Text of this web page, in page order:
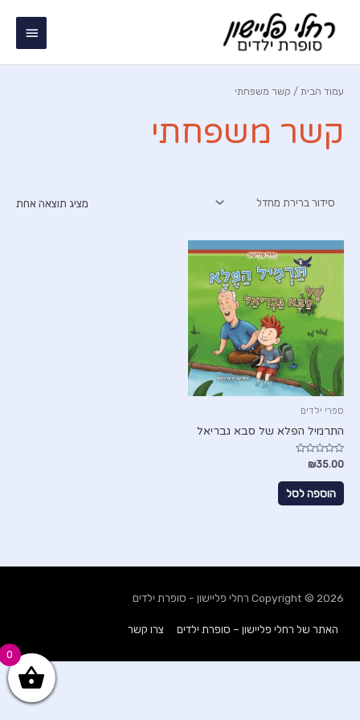
תפריט
עמוד הבית / קשר משפחתי
קשר משפחתי
מציג תוצאה אחת
ספרי ילדים
התרמיל הפלא של סבא גבריאל
דורג
0
מתוך
₪35.00
הוספה לסל
Copyright © 2026 רחלי פליישון - סופרת ילדים
האתר של רחלי פליישון – סופרת ילדים צרו קשר
0